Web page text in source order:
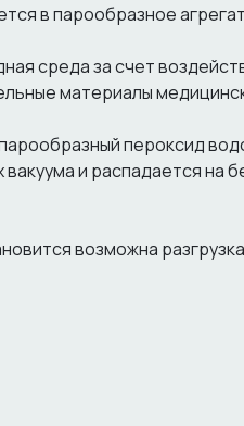
в парообразное
среда за счет
материалы
пероксид
и распадается на
возможна